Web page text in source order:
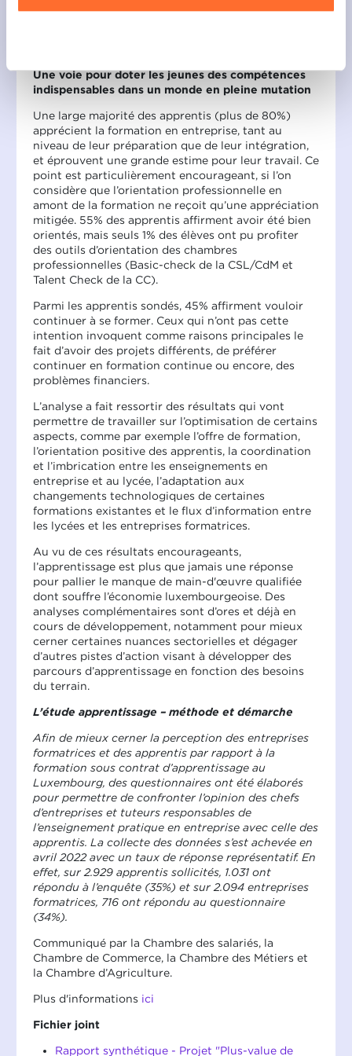
Une voie pour doter les jeunes des compétences
indispensables dans un monde en pleine mutation
Une large majorité des apprentis (plus de 80%)
apprécient la formation en entreprise, tant au
niveau de leur préparation que de leur intégration,
et éprouvent une grande estime pour leur travail. Ce
point est particulièrement encourageant, si l’on
considère que l’orientation professionnelle en
amont de la formation ne reçoit qu’une appréciation
mitigée. 55% des apprentis affirment avoir été bien
orientés, mais seuls 1% des élèves ont pu profiter
des outils d’orientation des chambres
professionnelles (Basic-check de la CSL/CdM et
Talent Check de la CC).
Parmi les apprentis sondés, 45% affirment vouloir
continuer à se former. Ceux qui n’ont pas cette
intention invoquent comme raisons principales le
fait d’avoir des projets différents, de préférer
continuer en formation continue ou encore, des
problèmes financiers.
L’analyse a fait ressortir des résultats qui vont
permettre de travailler sur l’optimisation de certains
aspects, comme par exemple l’offre de formation,
l’orientation positive des apprentis, la coordination
et l’imbrication entre les enseignements en
entreprise et au lycée, l’adaptation aux
changements technologiques de certaines
formations existantes et le flux d’information entre
les lycées et les entreprises formatrices.
Au vu de ces résultats encourageants,
l’apprentissage est plus que jamais une réponse
pour pallier le manque de main-d'œuvre qualifiée
dont souffre l’économie luxembourgeoise. Des
analyses complémentaires sont d’ores et déjà en
cours de développement, notamment pour mieux
cerner certaines nuances sectorielles et dégager
d’autres pistes d’action visant à développer des
parcours d’apprentissage en fonction des besoins
du terrain.
L’étude apprentissage – méthode et démarche
Afin de mieux cerner la perception des entreprises
formatrices et des apprentis par rapport à la
formation sous contrat d’apprentissage au
Luxembourg, des questionnaires ont été élaborés
pour permettre de confronter l’opinion des chefs
d’entreprises et tuteurs responsables de
l’enseignement pratique en entreprise avec celle des
apprentis. La collecte des données s’est achevée en
avril 2022 avec un taux de réponse représentatif. En
effet, sur 2.929 apprentis sollicités, 1.031 ont
répondu à l’enquête (35%) et sur 2.094 entreprises
formatrices, 716 ont répondu au questionnaire
(34%).
Communiqué par la Chambre des salariés, la
Chambre de Commerce, la Chambre des Métiers et
la Chambre d’Agriculture.
Plus d'informations ici
Fichier joint
Rapport synthétique - Projet "Plus-value de